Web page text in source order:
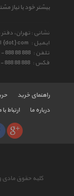
بیشتر خود با نیاز
نشانی : تهران،
ایمیل : {dot} com
تلفن : 888 88 888
فکس : 888 88 888
راهنمای خرید
درباره ما
ارتباط با
کلیه حقوق مادی